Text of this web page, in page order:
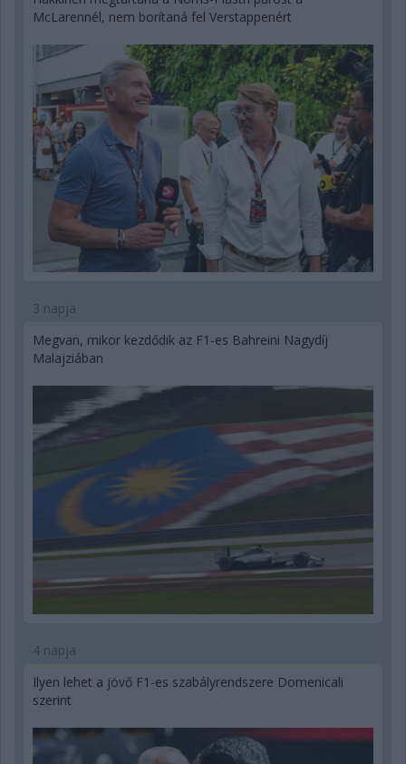
McLarennél, nem borítaná fel Verstappenért
3 napja
Megvan, mikor kezdődik az F1-es Bahreini Nagydíj
Malajziában
4 napja
Ilyen lehet a jövő F1-es szabályrendszere Domenicali
szerint